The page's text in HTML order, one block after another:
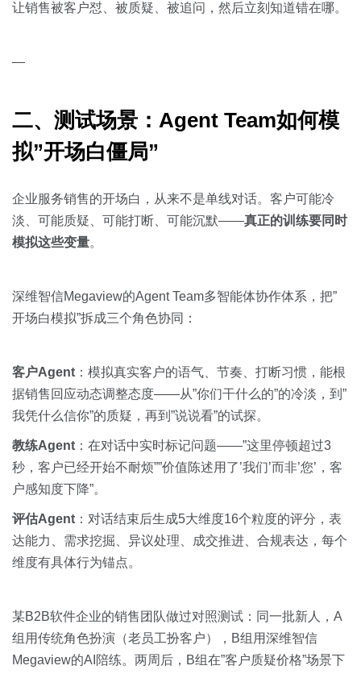
让销售被客户怼、被质疑、被追问，然后立刻知道错在哪。
—
二、测试场景：Agent Team如何模
拟”开场白僵局”
企业服务销售的开场白，从来不是单线对话。客户可能冷
淡、可能质疑、可能打断、可能沉默——真正的训练要同时
模拟这些变量。
深维智信Megaview的Agent Team多智能体协作体系，把”
开场白模拟”拆成三个角色协同：
客户Agent ：模拟真实客户的语气、节奏、打断习惯，能根
据销售回应动态调整态度——从”你们干什么的”的冷淡，到”
我凭什么信你”的质疑，再到”说说看”的试探。
教练Agent ：在对话中实时标记问题——”这里停顿超过3
秒，客户已经开始不耐烦””价值陈述用了’我们’而非’您’，客
户感知度下降”。
评估Agent ：对话结束后生成5大维度16个粒度的评分，表
达能力、需求挖掘、异议处理、成交推进、合规表达，每个
维度有具体行为锚点。
某B2B软件企业的销售团队做过对照测试：同一批新人，A
组用传统角色扮演（老员工扮客户），B组用深维智信
Megaview的AI陪练。两周后，B组在”客户质疑价格”场景下